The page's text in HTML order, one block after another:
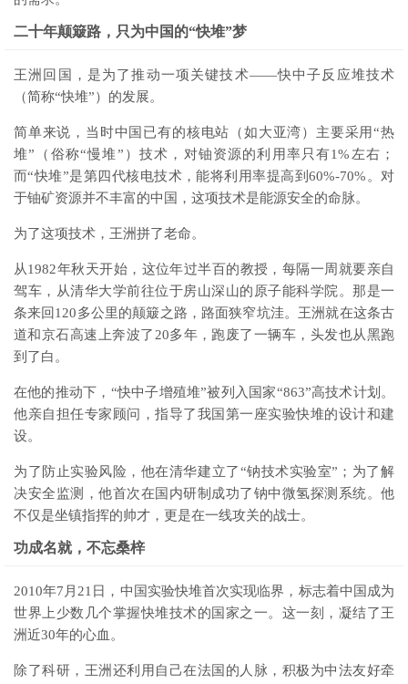
二十年颠簸路，只为中国的“快堆”梦
王洲回国，是为了推动一项关键技术——快中子反应堆技术
（简称“快堆”）的发展。
简单来说，当时中国已有的核电站（如大亚湾）主要采用“热
堆”（俗称“慢堆”）技术，对铀资源的利用率只有1%左右；
而“快堆”是第四代核电技术，能将利用率提高到60%-70%。对
于铀矿资源并不丰富的中国，这项技术是能源安全的命脉。
为了这项技术，王洲拼了老命。
从1982年秋天开始，这位年过半百的教授，每隔一周就要亲自
驾车，从清华大学前往位于房山深山的原子能科学院。那是一
条来回120多公里的颠簸之路，路面狭窄坑洼。王洲就在这条古
道和京石高速上奔波了20多年，跑废了一辆车，头发也从黑跑
到了白。
在他的推动下，“快中子增殖堆”被列入国家“863”高技术计划。
他亲自担任专家顾问，指导了我国第一座实验快堆的设计和建
设。
为了防止实验风险，他在清华建立了“钠技术实验室”；为了解
决安全监测，他首次在国内研制成功了钠中微氢探测系统。他
不仅是坐镇指挥的帅才，更是在一线攻关的战士。
功成名就，不忘桑梓
2010年7月21日，中国实验快堆首次实现临界，标志着中国成为
世界上少数几个掌握快堆技术的国家之一。这一刻，凝结了王
洲近30年的心血。
除了科研，王洲还利用自己在法国的人脉，积极为中法友好牵